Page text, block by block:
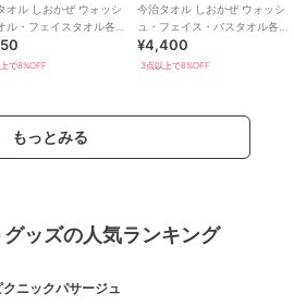
オル しおかぜ ウォッシ
ル・フェイスタオル各1
で8%OFF
今治タオル しおかぜ ウォッシ
ュ・フェイス・バスタオル各1
枚入り
¥4,400
3点以上で8%OFF
もっとみる
ッズの人気ランキング
クニックパサージュ